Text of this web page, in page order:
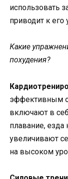
использовать
приводит к
Какие
похудения?
эффективным
включают в
плавание, езда
увеличивают
на высоком